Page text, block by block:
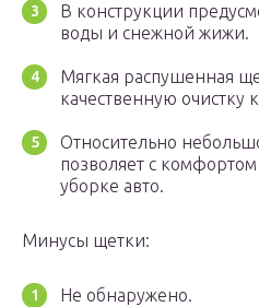
В конструкции
воды и снежной жижи.
Мягкая распушенная
качественную очистку
Относительно
позволяет с
уборке авто.
Минусы щетки:
Не обнаружено.